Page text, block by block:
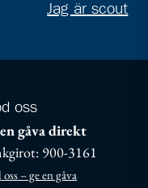
Jag är scout
oss
gåva direkt
900-3161
– ge en gåva